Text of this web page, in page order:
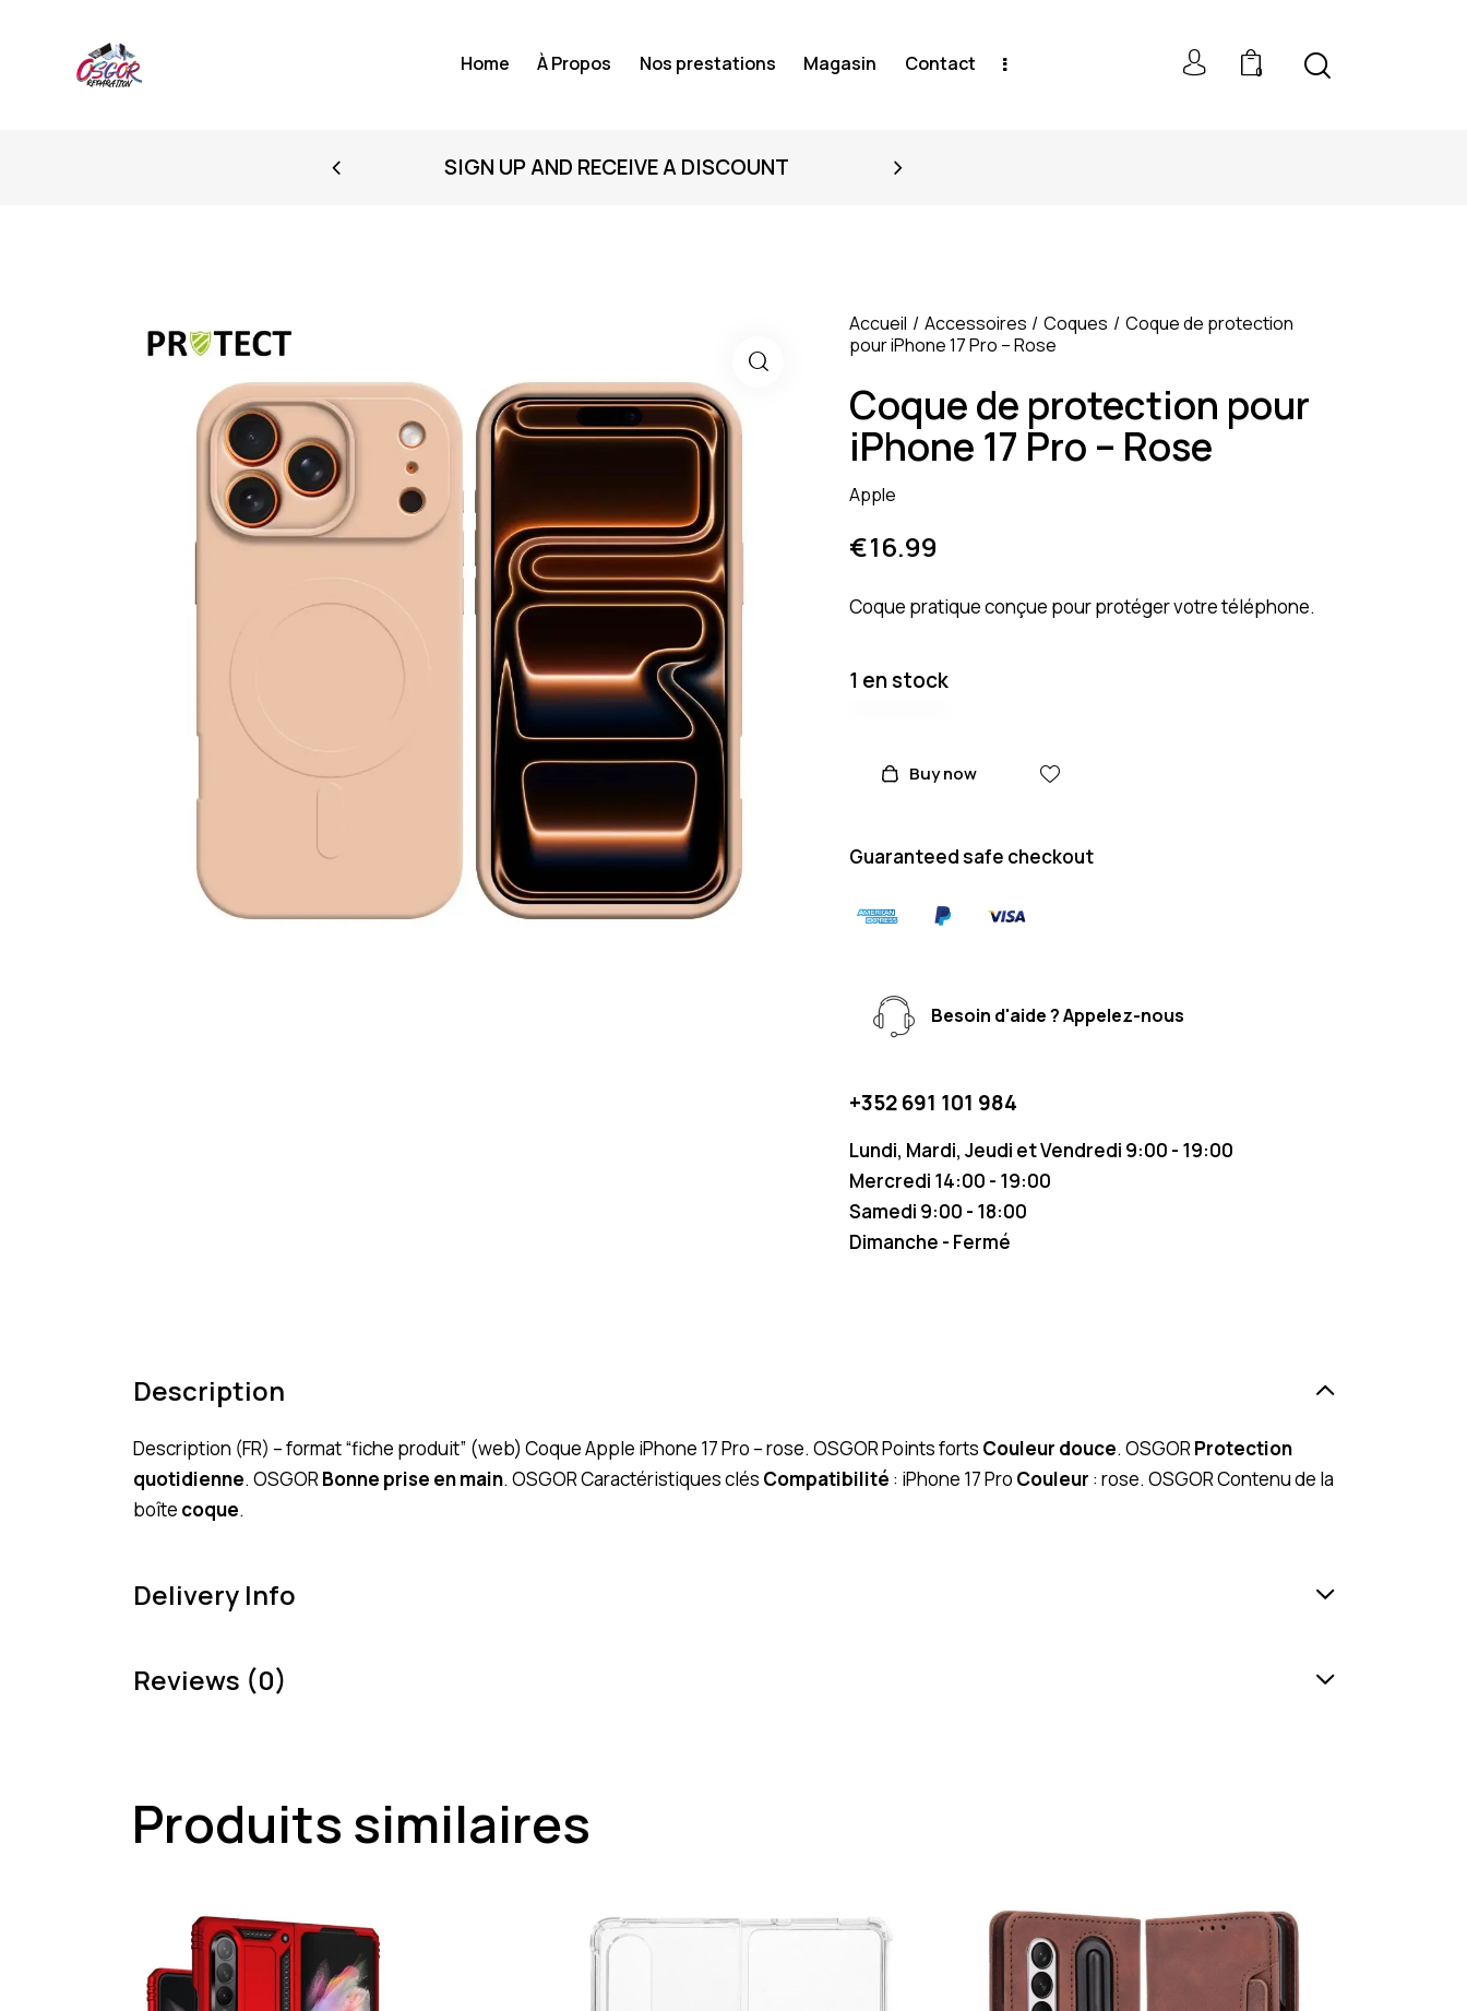
Home À Propos Nos prestations Magasin Contact 0
SIGN UP AND RECEIVE A DISCOUNT
Accueil Accessoires Coques
Coque de protection
pour iPhone 17 Pro – Rose
Coque de protection pour
iPhone 17 Pro – Rose
Apple
€16.99
Coque pratique conçue pour protéger votre téléphone.
1 en stock
Buy now
Guaranteed safe checkout
Besoin d'aide ? Appelez-nous
+352 691 101 984
Lundi, Mardi, Jeudi et Vendredi 9:00 - 19:00
Mercredi 14:00 - 19:00
Samedi 9:00 - 18:00
Dimanche - Fermé
Description
Description (FR) – format “fiche produit” (web) Coque Apple iPhone 17 Pro – rose. OSGOR Points forts Couleur douce. OSGORProtection
quotidienne. OSGORBonne prise en main. OSGOR Caractéristiques clés Compatibilité : iPhone 17 Pro Couleur : rose. OSGOR Contenu de la
boîte coque.
Delivery Info
Reviews (0)
Produits similaires